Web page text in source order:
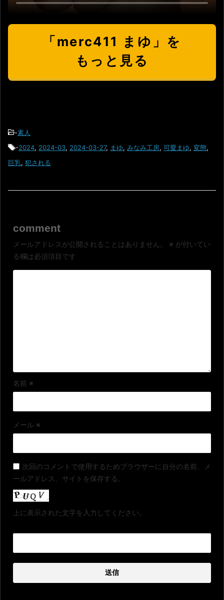
「merc411 まゆ」を
もっと見る
-素人
-2024, 2024-03, 2024-03-27, まゆ, みなみ工房, 可愛まゆ, 変態,
巨乳, 犯される
comment
メールアドレスが公開されることはありません。 ※ が付いてい
る欄は必須項目です
名前 ※
メール ※
次回のコメントで使用するためブラウザーに自分の名前、メ
ールアドレス、サイトを保存する。
上に表示された文字を入力してください。